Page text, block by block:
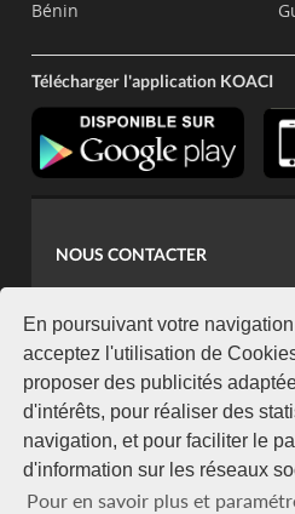
En poursuivant votre
acceptez l'utilisation de
proposer des publicités
d'intérêts, pour réaliser des
navigation, et pour faciliter le
d'information sur les réseaux
Pour en savoir plus et
Bénin
Télécharger l'application KOACI
NOUS CONTACTER
koaci@yahoo.fr
+225 07 08 85 52 93
NEWSLETTER
Restez connecté via notre
S'abonner